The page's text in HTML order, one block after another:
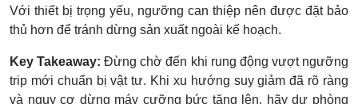
Với thiết bị trọng yếu, ngưỡng can thiệp nên được đặt bảo
thủ hơn để tránh dừng sản xuất ngoài kế hoạch.
Key Takeaway: Đừng chờ đến khi rung động vượt ngưỡng
trip mới chuẩn bị vật tư. Khi xu hướng suy giảm đã rõ ràng
và nguy cơ dừng máy cưỡng bức tăng lên, hãy dự phòng